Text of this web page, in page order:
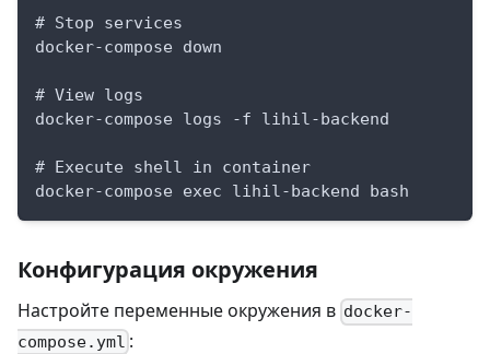
# Stop services
docker-compose down
# View logs
docker-compose logs -f lihil-backend
# Execute shell in container
docker-compose exec lihil-backend bash
Конфигурация окружения
Настройте переменные окружения в docker-
compose.yml :